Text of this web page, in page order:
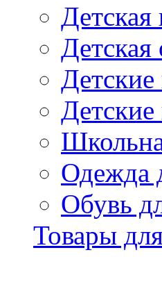
Детская
Детская
Детские
Одежда
Обувь
Товары